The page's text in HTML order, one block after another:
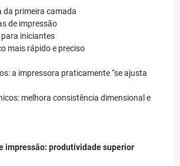
da primeira camada
de impressão
iniciantes
mais rápido e preciso
a impressora praticamente “se ajusta
melhora consistência dimensional e
impressão: produtividade superior